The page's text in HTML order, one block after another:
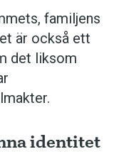
familjens
är också ett
det liksom
identitet